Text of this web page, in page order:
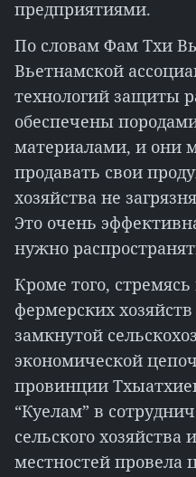
предприятиями.
По словам Фам Тхи
Вьетнамской
технологий защиты
обеспечены
материалами, и они
продавать свои
хозяйства не
Это очень
нужно
Кроме того,
фермерских
замкнутой
экономической
провинции
“Куелам” в
сельского хозяйства
местностей провела